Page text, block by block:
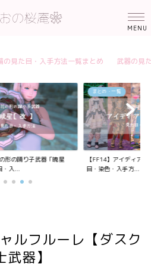
の見た目・入手方法一覧まとめ
武器の見
形の踊り子武器「暁星
・入...
まとめ・一覧
【FF14】アイディア
目・染色・入手方...
ルフルーレ【ダスク
器】